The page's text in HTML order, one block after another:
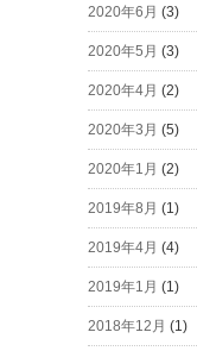
2020年6月 (3)
2020年5月 (3)
2020年4月 (2)
2020年3月 (5)
2020年1月 (2)
2019年8月 (1)
2019年4月 (4)
2019年1月 (1)
2018年12月 (1)